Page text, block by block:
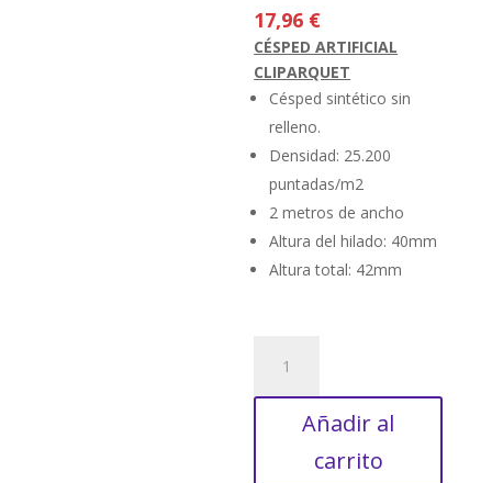
17,96 €
CÉSPED ARTIFICIAL
CLIPARQUET
Césped sintético sin
relleno.
Densidad: 25.200
puntadas/m2
2 metros de ancho
Altura del hilado: 40mm
Altura total: 42mm
Mikonos
cantidad
Añadir al
carrito